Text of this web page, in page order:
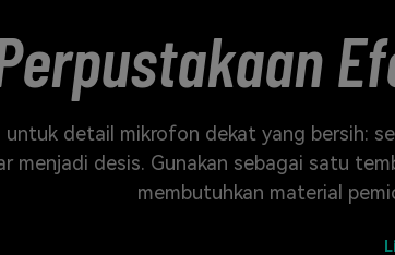
untuk detail mikrofon dekat yang bersih:
menjadi desis. Gunakan sebagai satu
membutuhkan material